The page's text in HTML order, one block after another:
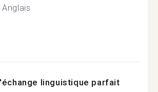
Anglais
linguistique parfait